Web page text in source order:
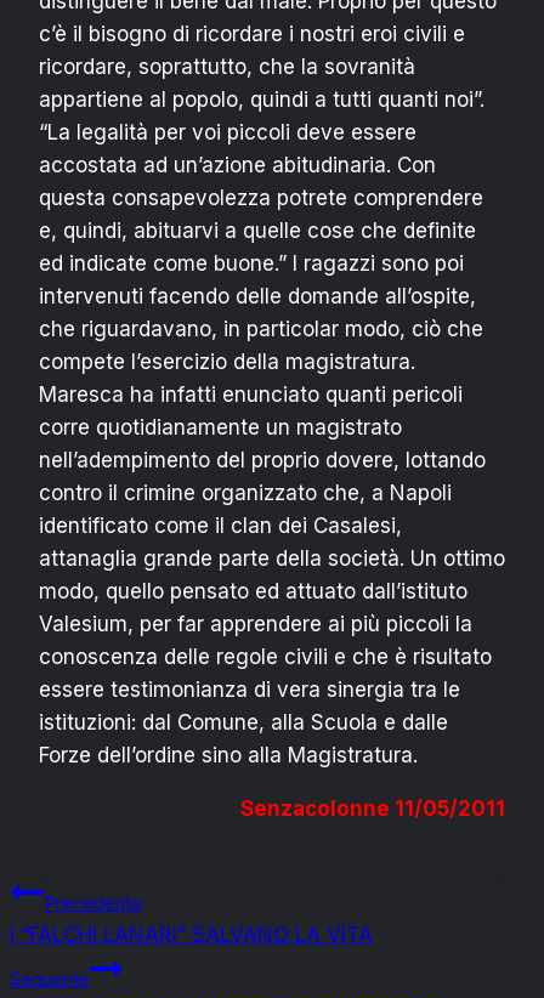
c’è il bisogno di ricordare i nostri eroi civili e
ricordare, soprattutto, che la sovranità
appartiene al popolo, quindi a tutti quanti noi”.
“La legalità per voi piccoli deve essere
accostata ad un’azione abitudinaria. Con
questa consapevolezza potrete comprendere
e, quindi, abituarvi a quelle cose che definite
ed indicate come buone.” I ragazzi sono poi
intervenuti facendo delle domande all’ospite,
che riguardavano, in particolar modo, ciò che
compete l’esercizio della magistratura.
Maresca ha infatti enunciato quanti pericoli
corre quotidianamente un magistrato
nell’adempimento del proprio dovere, lottando
contro il crimine organizzato che, a Napoli
identificato come il clan dei Casalesi,
attanaglia grande parte della società. Un ottimo
modo, quello pensato ed attuato dall’istituto
Valesium, per far apprendere ai più piccoli la
conoscenza delle regole civili e che è risultato
essere testimonianza di vera sinergia tra le
istituzioni: dal Comune, alla Scuola e dalle
Forze dell’ordine sino alla Magistratura.
Senzacolonne 11/05/2011
Navigazione
articoli
Precedente
I “FALCHI LANARI” SALVANO LA VITA
Seguente